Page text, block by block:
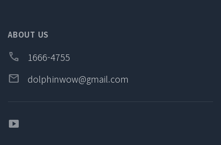
ABOUT US
call 1666-4755
email dolphinwow@gmail.com
youtube